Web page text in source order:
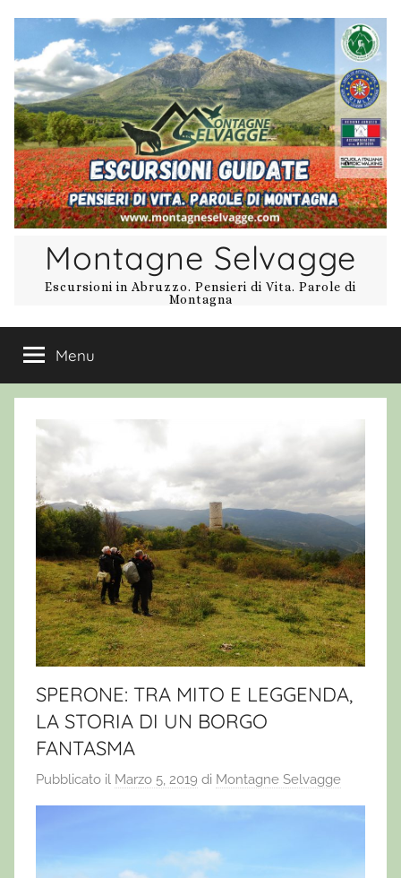
contenuto
Montagne Selvagge
Escursioni in Abruzzo. Pensieri di Vita. Parole di
Montagna
Menu
SPERONE: TRA MITO E LEGGENDA,
LA STORIA DI UN BORGO
FANTASMA
Pubblicato il Marzo 5, 2019 di Montagne Selvagge